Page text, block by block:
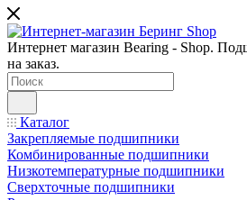
Интернет магазин Bearing - Shop.
на заказ.
Каталог
Закрепляемые подшипники
Комбинированные подшипники
Низкотемпературные подшипники
Сверхточные подшипники